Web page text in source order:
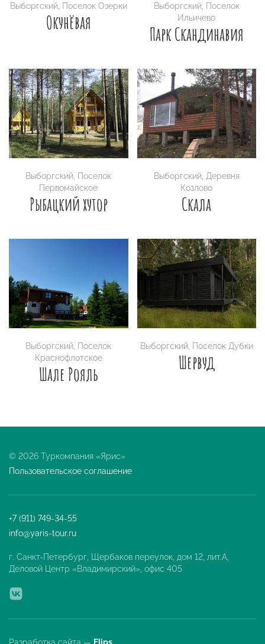
Выборгский, Поселок Озерки
Окунёвая
Выборгский, Поселок
Ильичево
Парк Скандинавия
Выборгский Поселок
Первомайское
Рыбацкий хутор
Выборгский, Деревня
Козлово
Скала
Выборгский Поселок
Краснофлотское
Шале Рояль
Выборгский, Поселок Дубки
Шервуд
© 2026 Туркомпания «Ярис»
Пользовательское соглашение
+7 (911) 749-34-55
info@yaris-tour.ru
г. Санкт-Петербург, Щербаков переулок, дом 12, лит.А,
Деловой Центр «Владимирский», офис 405